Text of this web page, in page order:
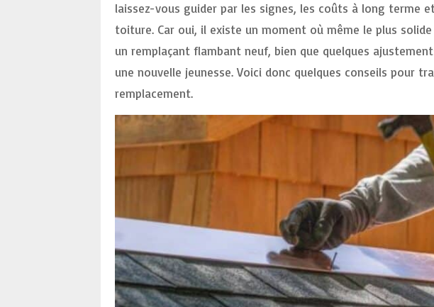
laissez-vous guider par les signes, les coûts à long terme
toiture. Car oui, il existe un moment où même le plus
un remplaçant flambant neuf, bien que quelques
une nouvelle jeunesse. Voici donc quelques conseils pour
remplacement.